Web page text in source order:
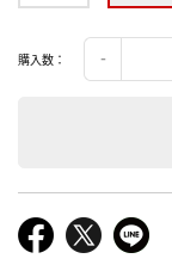
購入数：